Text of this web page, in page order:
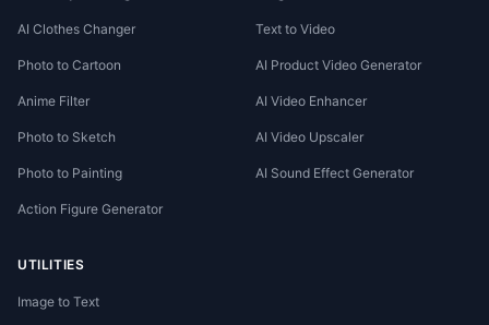
AI Clothes Changer
Photo to Cartoon
Anime Filter
Photo to Sketch
Photo to Painting
Action Figure Generator
Text to Video
AI Product Video Generator
AI Video Enhancer
AI Video Upscaler
AI Sound Effect Generator
UTILITIES
Image to Text